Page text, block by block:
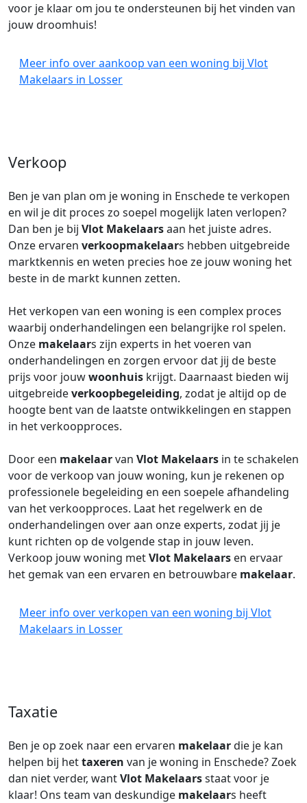
voor je klaar om jou te ondersteunen bij het vinden van
jouw droomhuis!
Meer info over aankoop van een woning bij Vlot
Makelaars in Losser
Verkoop
Ben je van plan om je woning in Enschede te verkopen
en wil je dit proces zo soepel mogelijk laten verlopen?
Dan ben je bij Vlot Makelaarsaan het juiste adres.
Onze ervaren verkoopmakelaars hebben uitgebreide
marktkennis en weten precies hoe ze jouw woning het
beste in de markt kunnen zetten.
Het verkopen van een woning is een complex proces
waarbij onderhandelingen een belangrijke rol spelen.
Onze makelaars zijn experts in het voeren van
onderhandelingen en zorgen ervoor dat jij de beste
prijs voor jouwwoonhuis krijgt. Daarnaast bieden wij
uitgebreideverkoopbegeleiding, zodat je altijd op de
hoogte bent van de laatste ontwikkelingen en stappen
in het verkoopproces.
Door een makelaarvan Vlot Makelaars in te schakelen
voor de verkoop van jouw woning, kun je rekenen op
professionele begeleiding en een soepele afhandeling
van het verkoopproces. Laat het regelwerk en de
onderhandelingen over aan onze experts, zodat jij je
kunt richten op de volgende stap in jouw leven.
Verkoop jouw woning metVlot Makelaars en ervaar
het gemak van een ervaren en betrouwbare makelaar.
Meer info over verkopen van een woning bij Vlot
Makelaars in Losser
Taxatie
Ben je op zoek naar een ervaren makelaardie je kan
helpen bij hettaxeren van je woning in Enschede? Zoek
dan niet verder, wantVlot Makelaarsstaat voor je
klaar! Ons team van deskundige makelaars heeft